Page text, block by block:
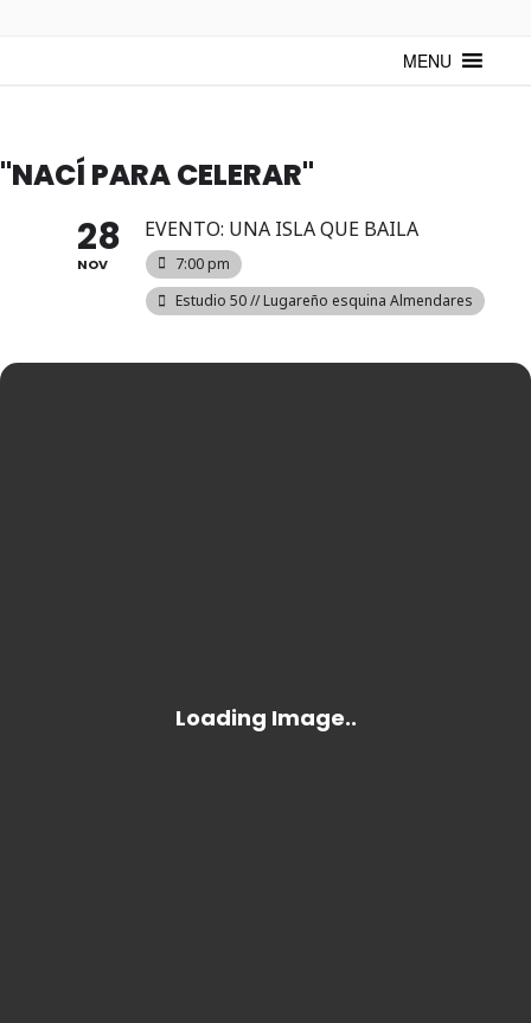
mantenerte actualizado sobre Cuba y sus artistas. Noticias, eventos y
MENU
"NACÍ PARA CELERAR"
28
NOV
EVENTO: UNA ISLA QUE BAILA
7:00 pm
Estudio 50 // Lugareño esquina Almendares